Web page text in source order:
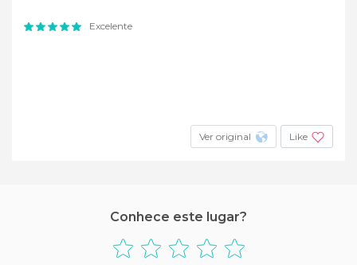
Excelente
Ver original Like
Conhece este lugar?